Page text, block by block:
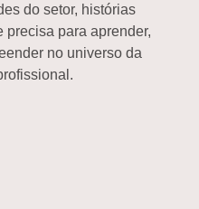
do setor, histórias
precisa para aprender,
no universo da